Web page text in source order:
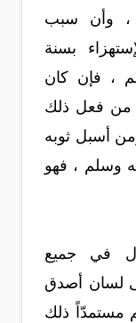
، وأن سبب
بسنة
، فإن كان
من فعل ذلك
أسبل ثوبه
وسلم ، فهو
في جميع
لسان أصدق
مستمدّاً ذلك